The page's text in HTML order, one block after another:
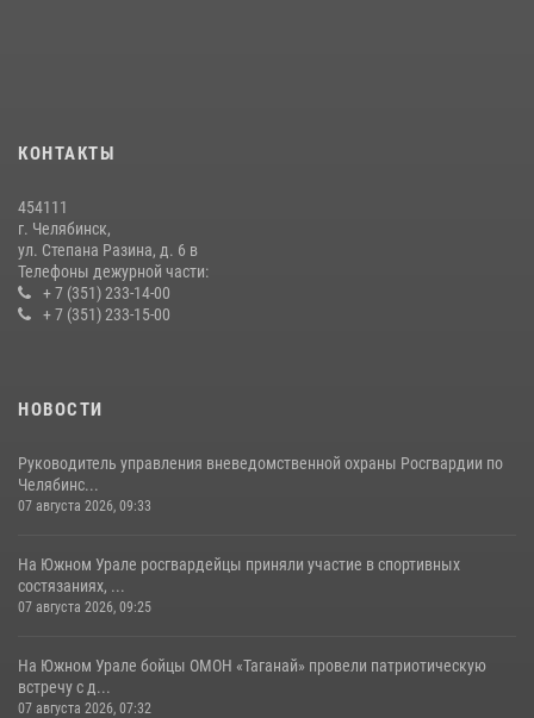
14 июля 2026, 05:15
КОНТАКТЫ
454111
г. Челябинск,
ул. Степана Разина, д. 6 в
Телефоны дежурной части:
+ 7 (351) 233-14-00
+ 7 (351) 233-15-00
НОВОСТИ
Руководитель управления вневедомственной охраны Росгвардии по
Челябинс...
07 августа 2026, 09:33
На Южном Урале росгвардейцы приняли участие в спортивных
состязаниях, ...
07 августа 2026, 09:25
На Южном Урале бойцы ОМОН «Таганай» провели патриотическую
встречу с д...
07 августа 2026, 07:32